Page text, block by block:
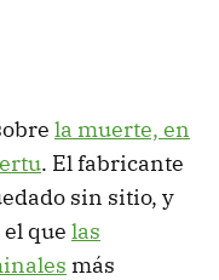
la muerte, en
. El fabricante
sin sitio, y
que las
más